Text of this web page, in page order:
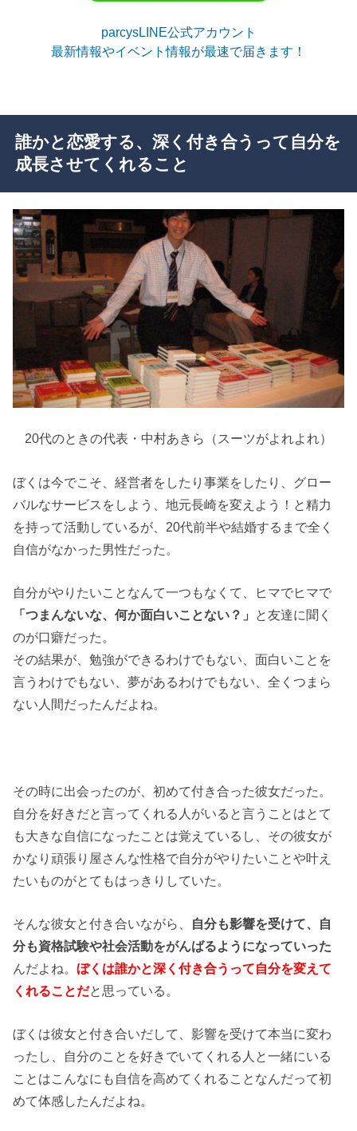
parcysLINE公式アカウント
最新情報やイベント情報が最速で届きます！
誰かと恋愛する、深く付き合うって自分を
成長させてくれること
20代のときの代表・中村あきら（スーツがよれよれ）
ぼくは今でこそ、経営者をしたり事業をしたり、グロー
バルなサービスをしよう、地元長崎を変えよう！と精力
を持って活動しているが、20代前半や結婚するまで全く
自信がなかった男性だった。
自分がやりたいことなんて一つもなくて、ヒマでヒマで
「つまんないな、何か面白いことない？」 と友達に聞く
のが口癖だった。
その結果が、勉強ができるわけでもない、面白いことを
言うわけでもない、夢があるわけでもない、全くつまら
ない人間だったんだよね。
その時に出会ったのが、初めて付き合った彼女だった。
自分を好きだと言ってくれる人がいると言うことはとて
も大きな自信になったことは覚えているし、その彼女が
かなり頑張り屋さんな性格で自分がやりたいことや叶え
たいものがとてもはっきりしていた。
そんな彼女と付き合いながら、 自分も影響を受けて、自
分も資格試験や社会活動をがんばるようになっていった
んだよね。ぼくは誰かと深く付き合うって自分を変えて
くれることだと思っている。
ぼくは彼女と付き合いだして、影響を受けて本当に変わ
ったし、自分のことを好きでいてくれる人と一緒にいる
ことはこんなにも自信を高めてくれることなんだって初
めて体感したんだよね。